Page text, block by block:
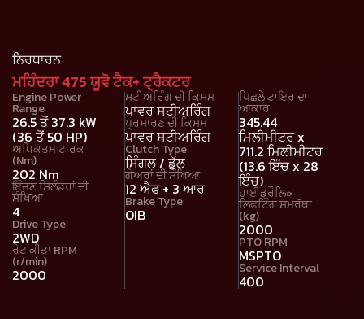
ਨਿਰਧਾਰਨ
ਮਹਿੰਦਰਾ 475 ਯੂਵੋ ਟੈਕ+ ਟ੍ਰੈਕਟਰ
Engine Power
Range
26.5 ਤੋਂ 37.3 kW
(36 ਤੋਂ 50 HP)
ਅਧਿਕਤਮ ਟਾਰਕ
(Nm)
202 Nm
ਇੰਜਣ ਸਿਲੰਡਰਾਂ ਦੀ
ਸੰਖਿਆ
4
Drive Type
2WD
ਰੇਟ ਕੀਤਾ RPM
(r/min)
2000
ਸਟੀਅਰਿੰਗ ਦੀ ਕਿਸਮ
ਪਾਵਰ ਸਟੀਅਰਿੰਗ
ਪ੍ਰਸਾਰਣ ਦੀ ਕਿਸਮ
ਪਾਵਰ ਸਟੀਅਰਿੰਗ
Clutch Type
ਸਿੰਗਲ / ਡੁੱਲ
ਗੇਅਰਾਂ ਦੀ ਸੰਖਿਆ
12 ਐਫ + 3 ਆਰ
Brake Type
OIB
ਪਿਛਲੇ ਟਾਇਰ ਦਾ
ਆਕਾਰ
345.44
ਮਿਲੀਮੀਟਰ x
711.2 ਮਿਲੀਮੀਟਰ
(13.6 ਇੰਚ x 28
ਇੰਚ)
ਹਾਈਡ੍ਰੌਲਿਕ
ਲਿਫਟਿੰਗ ਸਮਰੱਥਾ
(kg)
2000
PTO RPM
MSPTO
Service Interval
400